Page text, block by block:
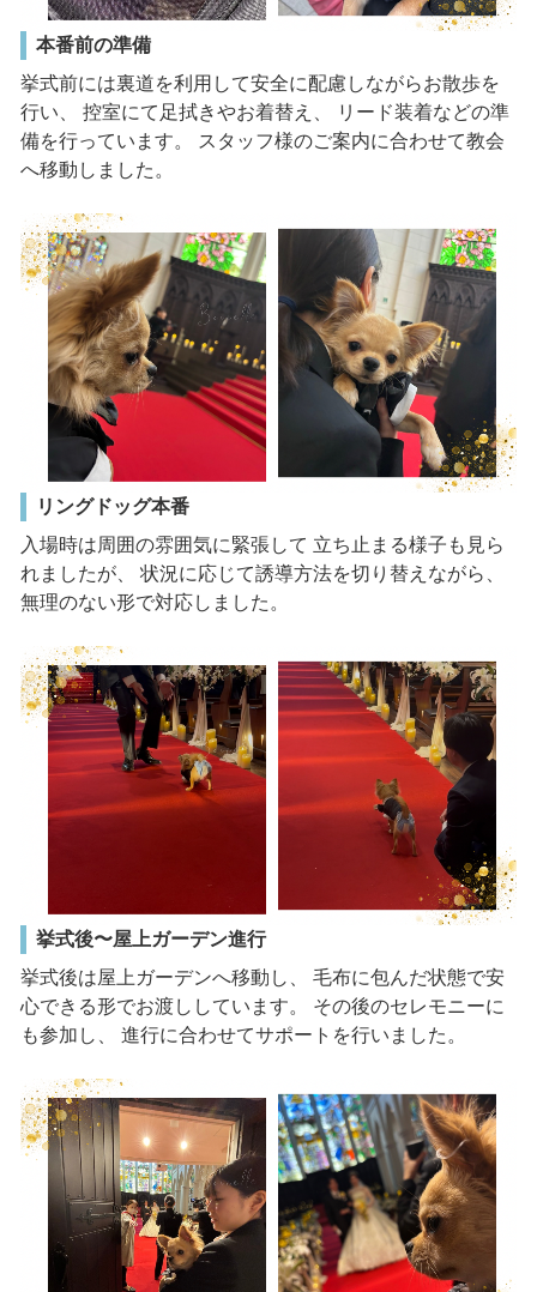
本番前の準備
挙式前には裏道を利用して安全に配慮しながらお散歩を
行い、 控室にて足拭きやお着替え、 リード装着などの準
備を行っています。 スタッフ様のご案内に合わせて教会
へ移動しました。
リングドッグ本番
入場時は周囲の雰囲気に緊張して 立ち止まる様子も見ら
れましたが、 状況に応じて誘導方法を切り替えながら、
無理のない形で対応しました。
挙式後〜屋上ガーデン進行
挙式後は屋上ガーデンへ移動し、 毛布に包んだ状態で安
心できる形でお渡ししています。 その後のセレモニーに
も参加し、 進行に合わせてサポートを行いました。